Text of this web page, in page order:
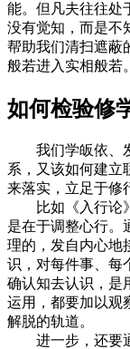
能。但凡夫往往处
没有觉知，而是不
帮助我们清扫遮蔽
般若进入实相般若
如何检验修
我们学皈依、发
系，又该如何建立
来落实，立足于修
比如《入行论》
是在于调整心行。
理的，发自内心地
识，对每件事、
确认知去认识，是
运用，都要加以观
解脱的轨道。
进一步，还要通